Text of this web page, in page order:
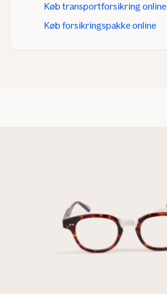
Køb transportforsikring online
Køb forsikringspakke online